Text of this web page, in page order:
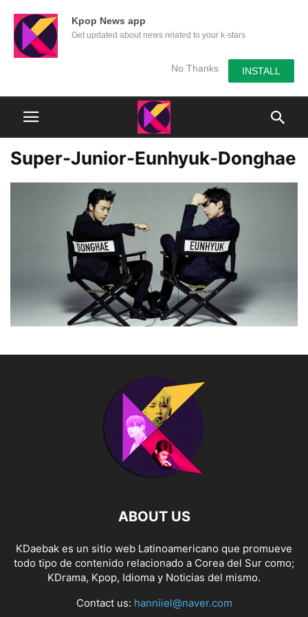
Kpop News app
Get updated about news related to your k-stars
No Thanks INSTALL
Super-Junior-Eunhyuk-Donghae
ABOUT US
KDaebak es un sitio web Latinoamericano que promueve
todo tipo de contenido relacionado a Corea del Sur como;
KDrama, Kpop, Idioma y Noticias del mismo.
Contact us: hanniiel@naver.com